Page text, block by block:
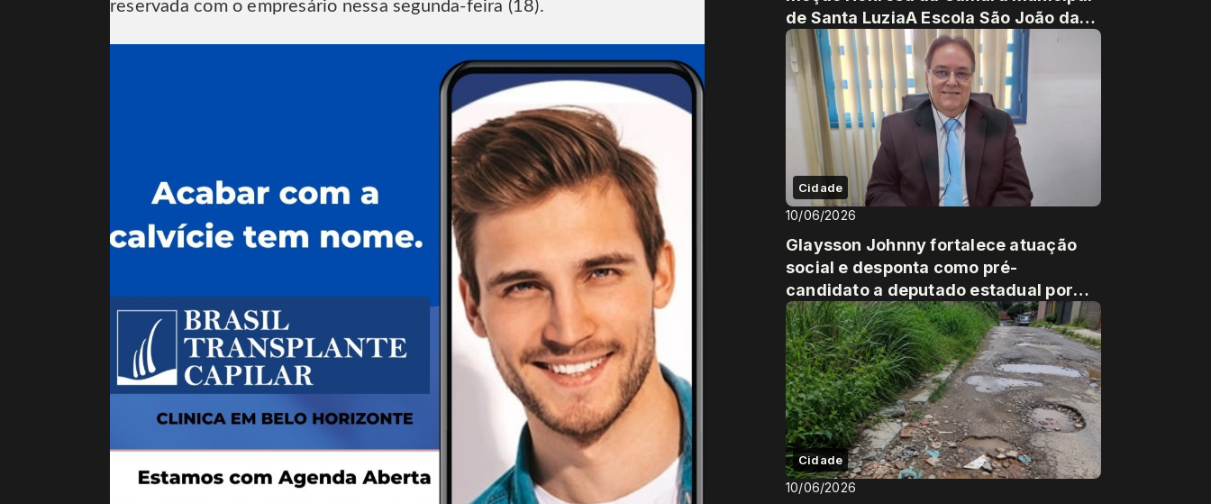
reservada com o empresário nessa segunda-feira (18).
de Santa LuziaA Escola São João da
Escócia foi ho...
Cidade
10/06/2026
Glaysson Johnny fortalece atuação
social e desponta como pré-
candidato a deputado estadual por
Santa Luzia
Cidade
10/06/2026